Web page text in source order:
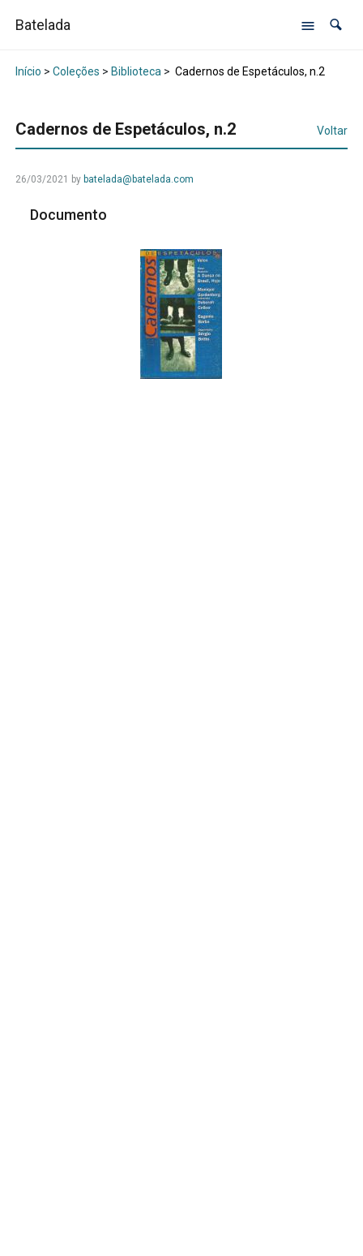
Batelada
Início > Coleções > Biblioteca> Cadernos de Espetáculos, n.2
Cadernos de Espetáculos, n.2 Voltar
26/03/2021 by batelada@batelada.com
Documento